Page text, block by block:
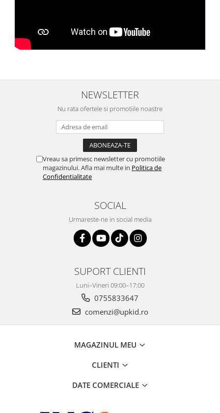
NEWSLETTER
Nu rata ofertele si promotiile noastre
Vreau sa primesc newsletter cu promotiile
magazinului. Afla mai multe in Politica de
Confidentialitate
SOCIAL
Urmareste-ne in social media
SUPORT CLIENTI
Luni–Vineri 09:00–17:00
0755833647
comenzi@upkid.ro
MAGAZINUL MEU
CLIENTI
DATE COMERCIALE